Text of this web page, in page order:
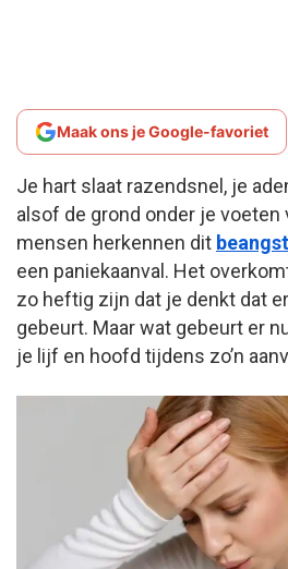
Maak ons je Google-favoriet
Je hart slaat razendsnel, je
alsof de grond onder je voeten
mensen herkennen dit
een paniekaanval. Het
zo heftig zijn dat je denkt dat
gebeurt. Maar wat gebeurt er
je lijf en hoofd tijdens zo’n